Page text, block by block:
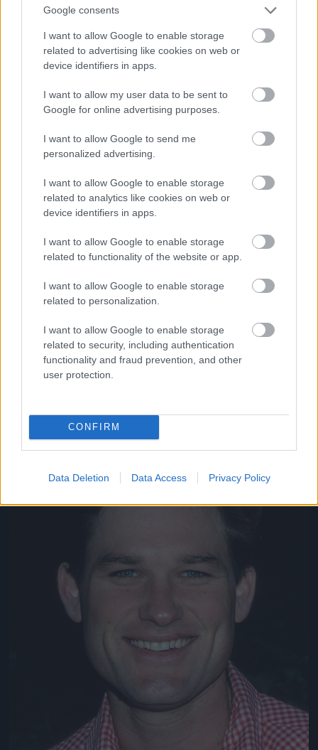
Google consents
I want to allow Google to enable storage
related to advertising like cookies on web or
device identifiers in apps.
I want to allow my user data to be sent to
Google for online advertising purposes.
I want to allow Google to send me
personalized advertising.
I want to allow Google to enable storage
related to analytics like cookies on web or
device identifiers in apps.
I want to allow Google to enable storage
related to functionality of the website or app.
I want to allow Google to enable storage
related to personalization.
I want to allow Google to enable storage
related to security, including authentication
functionality and fraud prevention, and other
user protection.
CONFIRM
Data Deletion Data Access Privacy Policy
Aki szintén nem volt rossz pasi régen
Fotó: Donaldson Collection / Europress / Getty
Jön még kép!